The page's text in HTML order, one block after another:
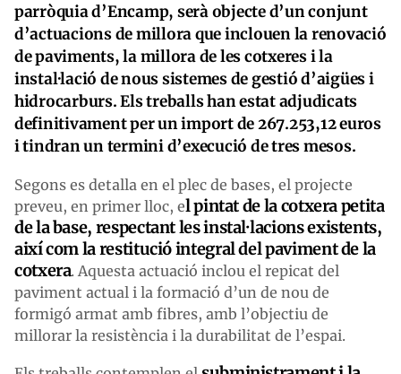
parròquia d’Encamp, serà objecte d’un conjunt
d’actuacions de millora que inclouen la renovació
de paviments, la millora de les cotxeres i la
instal·lació de nous sistemes de gestió d’aigües i
hidrocarburs. Els treballs han estat adjudicats
definitivament per un import de 267.253,12 euros
i tindran un termini d’execució de tres mesos.
Segons es detalla en el plec de bases, el projecte
preveu, en primer lloc, el pintat de la cotxera petita
de la base, respectant les instal·lacions existents,
així com la restitució integral del paviment de la
cotxera. Aquesta actuació inclou el repicat del
paviment actual i la formació d’un de nou de
formigó armat amb fibres, amb l’objectiu de
millorar la resistència i la durabilitat de l’espai.